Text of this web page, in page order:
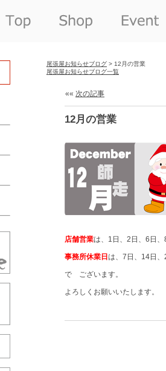
尾張屋お知らせブログ > 12月の営業
尾張屋お知らせブログ一覧
«« 次の記事
12月の営業
店舗営業は、1日、2日、6日
事務所休業日 は、7日、14日
で ございます。
よろしくお願いいたします。